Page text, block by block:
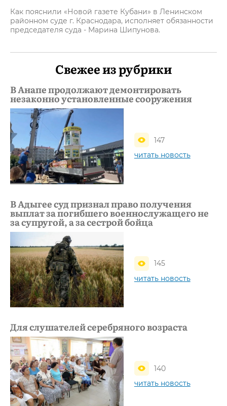
Как пояснили «Новой газете Кубани» в Ленинском
районном суде г. Краснодара, исполняет обязанности
председателя суда - Марина Шипунова.
Свежее из рубрики
В Анапе продолжают демонтировать
незаконно установленные сооружения
147
читать новость
В Адыгее суд признал право получения
выплат за погибшего военнослужащего не
за супругой, а за сестрой бойца
145
читать новость
Для слушателей серебряного возраста
140
читать новость